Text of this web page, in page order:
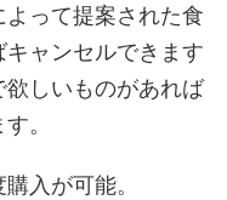
って提案された食
ャンセルできます
欲しいものがあれば
。
入が可能。